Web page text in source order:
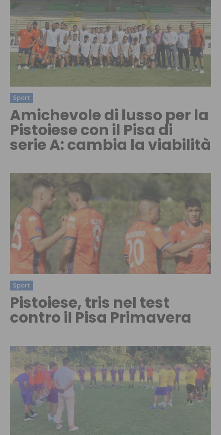
Sport
Amichevole di lusso per la
Pistoiese con il Pisa di
serie A: cambia la viabilità
Sport
Pistoiese, tris nel test
contro il Pisa Primavera